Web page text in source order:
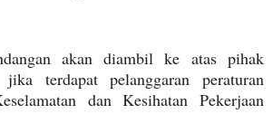
akan diambil ke atas pihak
jika terdapat pelanggaran peraturan
dan Kesihatan Pekerjaan